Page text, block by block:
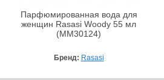
Парфюмированная вода для
женщин Rasasi Woody 55 мл
(MM30124)
Бренд: Rasasi